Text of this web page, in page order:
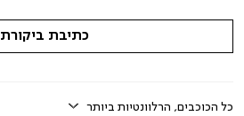
כתיבת ביקורת
כל הכוכבים, הרלוונטיות ביותר